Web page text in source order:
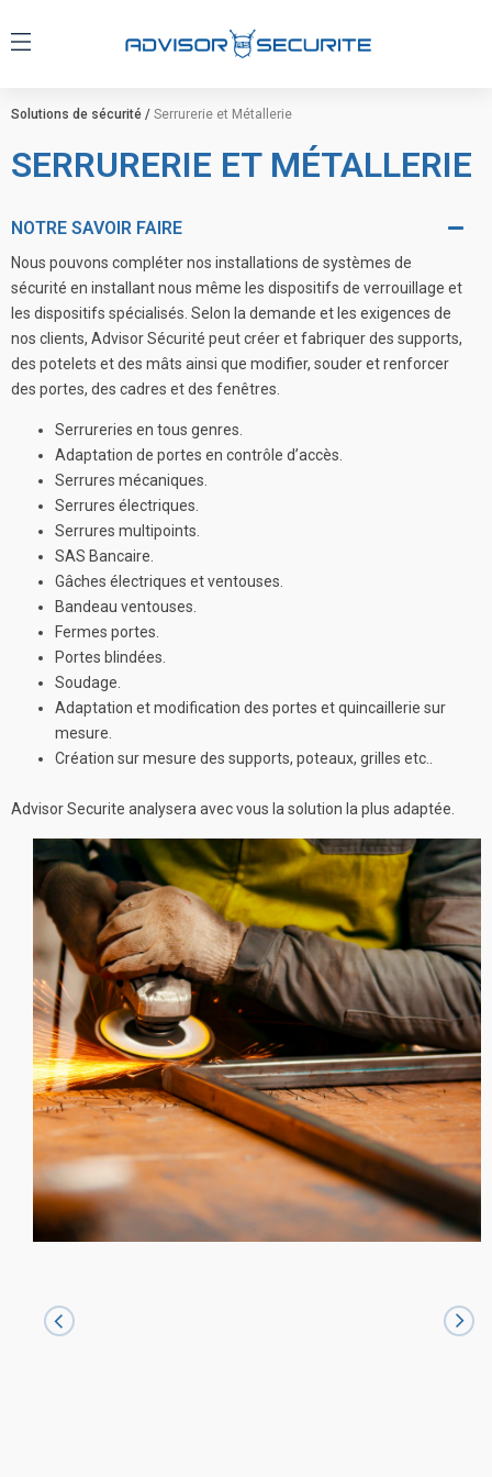
Solutions de sécurité / Serrurerie et Métallerie
SERRURERIE ET MÉTALLERIE
NOTRE SAVOIR FAIRE
Nous pouvons compléter nos installations de systèmes de
sécurité en installant nous même les dispositifs de verrouillage et
les dispositifs spécialisés. Selon la demande et les exigences de
nos clients, Advisor Sécurité peut créer et fabriquer des supports,
des potelets et des mâts ainsi que modifier, souder et renforcer
des portes, des cadres et des fenêtres.
Serrureries en tous genres.
Adaptation de portes en contrôle d’accès.
Serrures mécaniques.
Serrures électriques.
Serrures multipoints.
SAS Bancaire.
Gâches électriques et ventouses.
Bandeau ventouses.
Fermes portes.
Portes blindées.
Soudage.
Adaptation et modification des portes et quincaillerie sur
mesure.
Création sur mesure des supports, poteaux, grilles etc..
Advisor Securite analysera avec vous la solution la plus adaptée.